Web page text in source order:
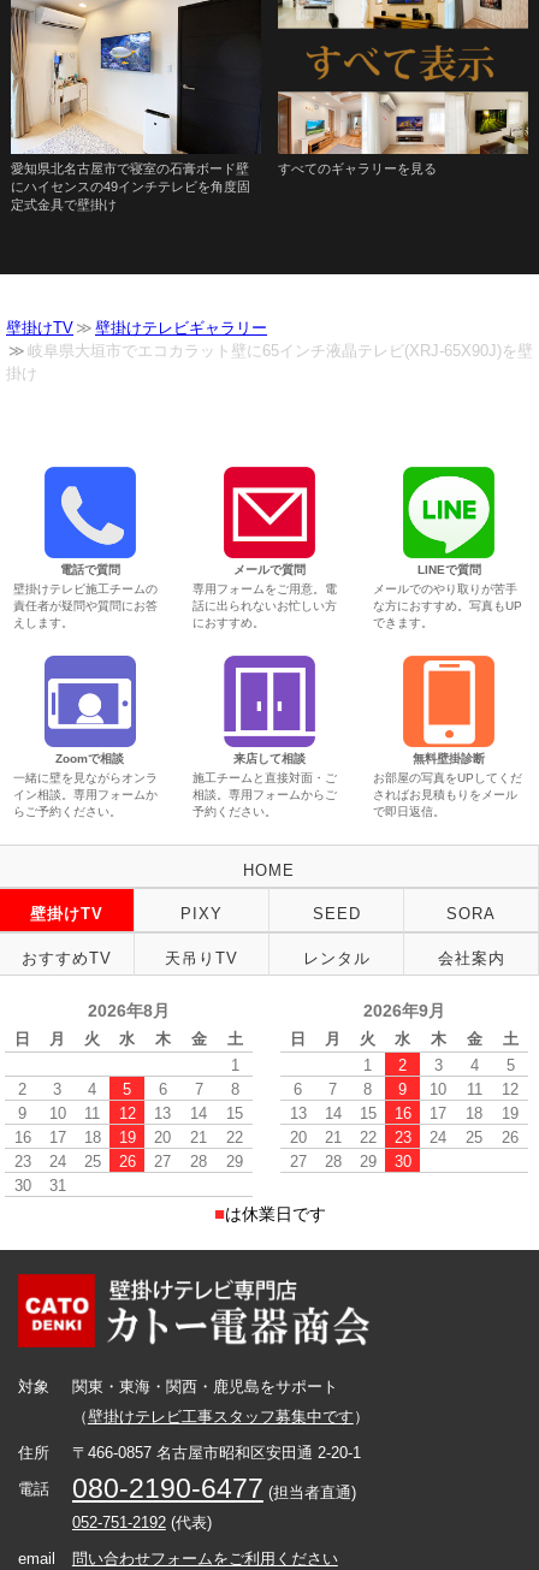
愛知県北名古屋市で寝室の石膏ボード壁
にハイセンスの49インチテレビを角度固
定式金具で壁掛け
すべてのギャラリーを見る
壁掛けTV
壁掛けテレビギャラリー
岐阜県大垣市でエコカラット壁に65インチ液晶テレビ(XRJ-65X90J)を壁
掛け
電話で質問
壁掛けテレビ施工チームの
責任者が疑問や質問にお答
えします。
メールで質問
専用フォームをご用意。電
話に出られないお忙しい方
におすすめ。
LINEで質問
メールでのやり取りが苦手
な方におすすめ。写真もUP
できます。
Zoomで相談
一緒に壁を見ながらオンラ
イン相談。専用フォームか
らご予約ください。
来店して相談
施工チームと直接対面・ご
相談。専用フォームからご
予約ください。
無料壁掛診断
お部屋の写真をUPしてくだ
さればお見積もりをメール
で即日返信。
HOME
壁掛けTV PIXY SEED SORA
おすすめTV 天吊りTV レンタル 会社案内
2026年8月
日 月 火 水 木 金
土
1
2
3 4 5 6 7
8
9
10 11 12 13 14
15
16
17 18 19 20 21
22
23
24 25 26 27 28
29
30
31
2026年9月
日 月 火 水 木 金
土
1
2 3 4
5
6
7 8 9 10 11
12
13
14 15 16 17 18
19
20
21 22 23 24 25
26
27
28 29 30
■は休業日です
対象
関東・東海・関西・鹿児島をサポート
（壁掛けテレビ工事スタッフ募集中です ）
住所
〒466-0857 名古屋市昭和区安田通 2-20-1
電話
080-2190-6477 (担当者直通)
052-751-2192(代表)
email
問い合わせフォームをご利用ください